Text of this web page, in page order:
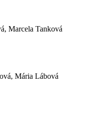
Marcela Tanková
Mária Lábová